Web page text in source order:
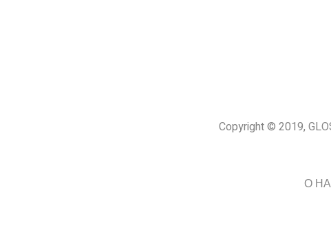
Copyright © 2019,
О